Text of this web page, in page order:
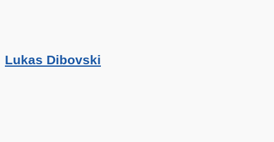
Lukas Dibovski